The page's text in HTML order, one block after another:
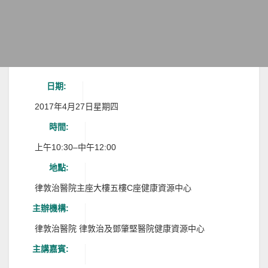
日期:
2017年4月27日星期四
時間:
上午10:30–中午12:00
地點:
律敦治醫院主座大樓五樓C座健康資源中心
主辦機構:
律敦治醫院 律敦治及鄧肇堅醫院健康資源中心
主講嘉賓: